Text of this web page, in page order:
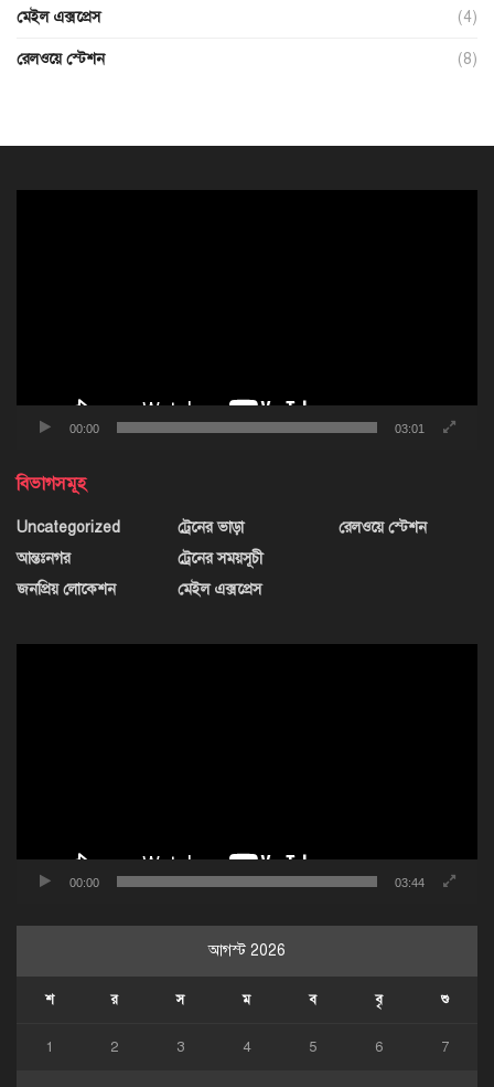
মেইল এক্সপ্রেস (4)
রেলওয়ে স্টেশন (8)
00:00 03:01
বিভাগসমূহ
Uncategorized
আন্তঃনগর
জনপ্রিয় লোকেশন
ট্রেনের ভাড়া
ট্রেনের সময়সূচী
মেইল এক্সপ্রেস
রেলওয়ে স্টেশন
00:00 03:44
আগস্ট 2026
শ র স ম ব বৃ শু
1 2 3 4 5 6 7